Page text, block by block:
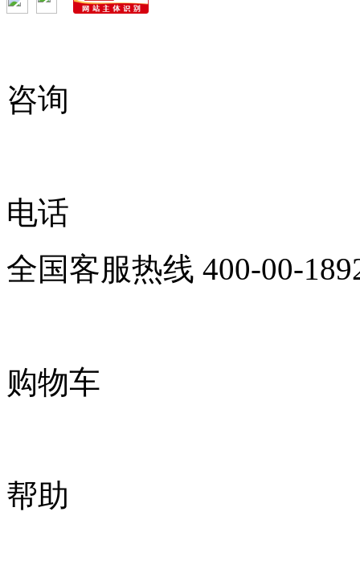
咨询
电话
全国客服热线 400-00-
购物车
帮助